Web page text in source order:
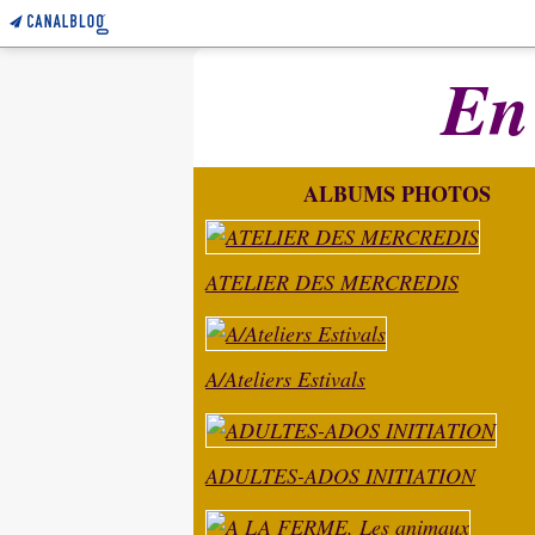
ALBUMS PHOTOS
ATELIER DES MERCREDIS
A/Ateliers Estivals
ADULTES-ADOS INITIATION